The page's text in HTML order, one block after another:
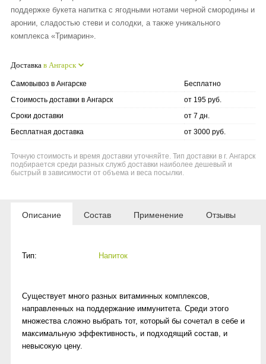
поддержке букета напитка с ягодными нотами черной смородины и
аронии, сладостью стеви и солодки, а также уникального
комплекса «Тримарин».
Доставка в Ангарск
Самовывоз в Ангарске
Бесплатно
Стоимость доставки в Ангарск
от 195 руб.
Сроки доставки
от 7 дн.
Бесплатная доставка
от 3000 руб.
Точную стоимость и время доставки уточняйте. Тип доставки в г. Ангарск
подбирается среди разных служб доставки наиболее дешевый и
быстрый в зависимости от объема и веса посылки.
Описание Состав Применение Отзывы
Тип: Напиток
Существует много разных витаминных комплексов,
направленных на поддержание иммунитета. Среди этого
множества сложно выбрать тот, который бы сочетал в себе и
максимальную эффективность, и подходящий состав, и
невысокую цену.